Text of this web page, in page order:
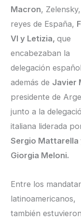
Macron,
reyes de España,
VI y Letizia,que
encabezaban la
delegación
además de Javier
presidente de
junto a la
italiana liderada
Sergio Mattarella
Giorgia Meloni.
Entre los
latinoamericanos,
también